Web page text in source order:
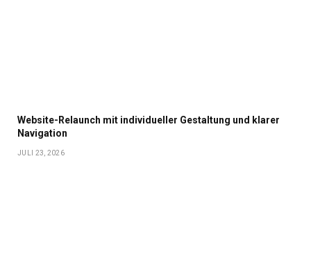
Website-Relaunch mit individueller Gestaltung und klarer
Navigation
JULI 23, 2026